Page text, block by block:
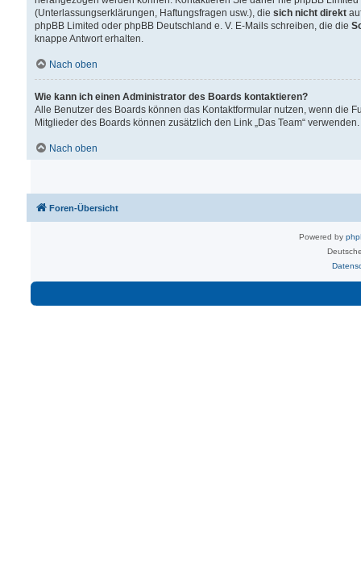
(Unterlassungserklärungen, Haftungsfragen usw.), die sich nicht direkt
phpBB Limited oder phpBB Deutschland e. V. E-Mails schreiben, die die
knappe Antwort erhalten.
Nach oben
Wie kann ich einen Administrator des Boards kontaktieren?
Alle Benutzer des Boards können das Kontaktformular nutzen, wenn die
Mitglieder des Boards können zusätzlich den Link „Das Team“ verwenden.
Nach oben
Foren-Übersicht
Powered by